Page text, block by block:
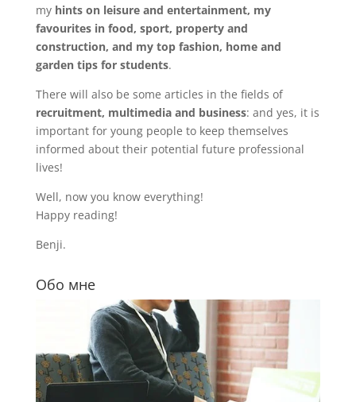
my hints on leisure and entertainment, my
favourites in food, sport, property and
construction, and my top fashion, home and
garden tips for students.
There will also be some articles in the fields of
recruitment, multimedia and business: and yes, it is
important for young people to keep themselves
informed about their potential future professional
lives!
Well, now you know everything!
Happy reading!
Benji.
Обо мне